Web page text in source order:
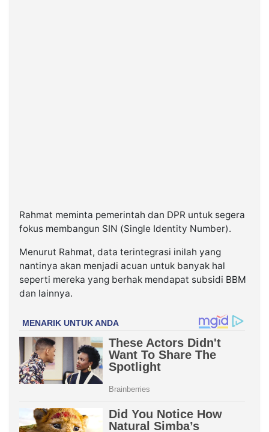
Rahmat meminta pemerintah dan DPR untuk segera
fokus membangun SIN (Single Identity Number).
Menurut Rahmat, data terintegrasi inilah yang
nantinya akan menjadi acuan untuk banyak hal
seperti mereka yang berhak mendapat subsidi BBM
dan lainnya.